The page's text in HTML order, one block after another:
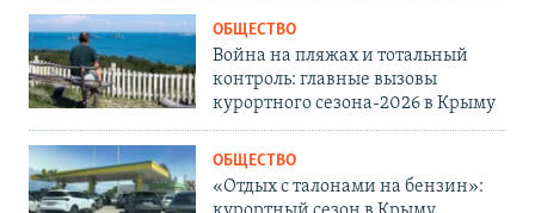
ОБЩЕСТВО
Война на пляжах и тотальный
контроль: главные вызовы
курортного сезона-2026 в Крыму
ОБЩЕСТВО
«Отдых с талонами на бензин»: